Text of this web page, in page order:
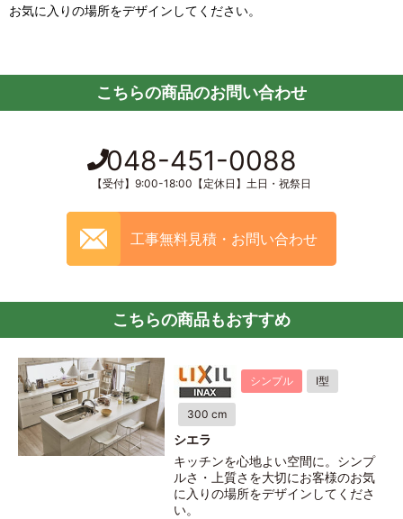
お気に入りの場所をデザインしてください。
こちらの商品のお問い合わせ
048-451-0088
【受付】9:00-18:00【定休日】土日・祝祭日
工事無料見積・お問い合わせ
こちらの商品もおすすめ
シンプル I型
300 cm
シエラ
キッチンを心地よい空間に。シンプ
ルさ・上質さを大切にお客様のお気
に入りの場所をデザインしてくださ
い。